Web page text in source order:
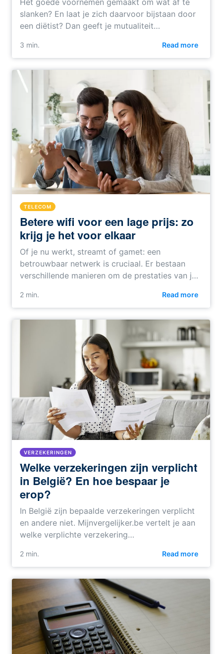
slanken? En laat je zich daarvoor bijstaan door
een diëtist? Dan geeft je mutualiteit…
3 min. Read more
TELECOM
Betere wifi voor een lage prijs: zo
krijg je het voor elkaar
Of je nu werkt, streamt of gamet: een
betrouwbaar netwerk is cruciaal. Er bestaan
verschillende manieren om de prestaties van j…
2 min. Read more
VERZEKERINGEN
Welke verzekeringen zijn verplicht
in België? En hoe bespaar je
erop?
In België zijn bepaalde verzekeringen verplicht
en andere niet. Mijnvergelijker.be vertelt je aan
welke verplichte verzekering…
2 min. Read more